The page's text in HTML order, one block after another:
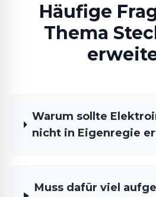
Häufige
Thema
Warum sollte
nicht in Eigenregie
Muss dafür viel